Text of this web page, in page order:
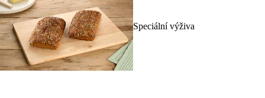
Speciální výživa